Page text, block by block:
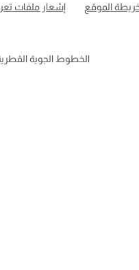
الموقع
إشعار ملفات
الخطوط الجوية